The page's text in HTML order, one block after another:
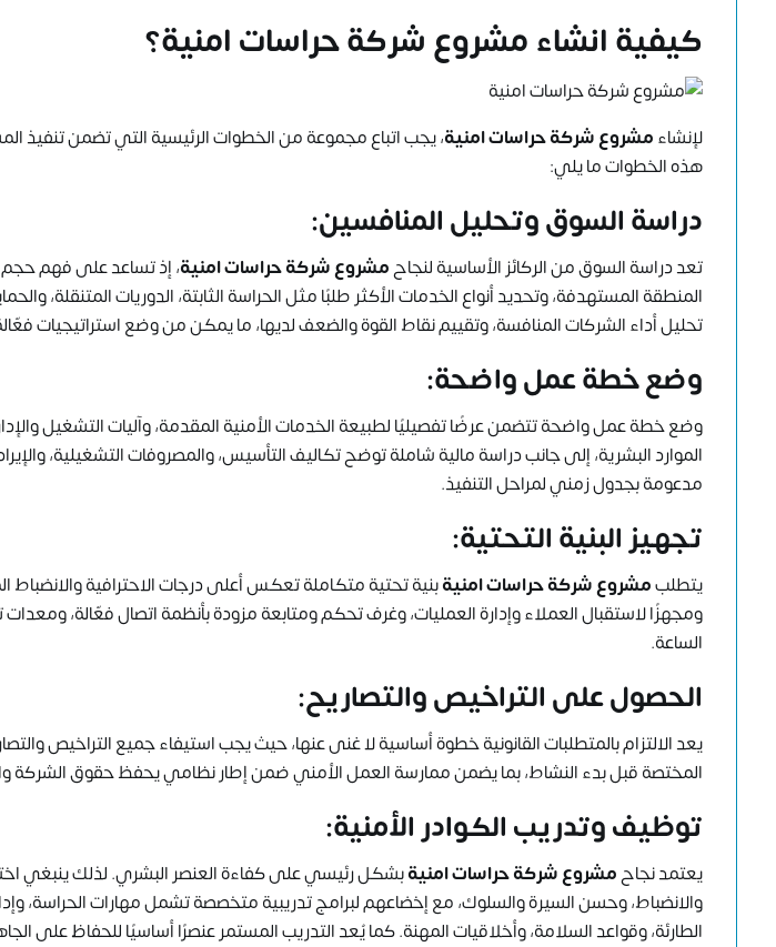
كيفية انشاء مشروع شركة حراسات امنية؟
لإنشاءمشروع شركة حراسات امنية، يجب اتباع مجموعة من الخطوات الرئيسية التي تضمن تنفيذ
هذه الخطوات ما يلي:
دراسة السوق وتحليل المنافسين:
تعد دراسة السوق من الركائز الأساسية لنجاحمشروع شركة حراسات امنية، إذ تساعد على فهم
المنطقة المستهدفة، وتحديد أنواع الخدمات الأكثر طلبًا مثل الحراسة الثابتة، الدوريات المتنقلة،
تحليل أداء الشركات المنافسة، وتقييم نقاط القوة والضعف لديها، ما يمكن من وضع استراتيجيات
وضع خطة عمل واضحة:
وضع خطة عمل واضحة تتضمن عرضًا تفصيليًا لطبيعة الخدمات الأمنية المقدمة، وآليات التشغيل
الموارد البشرية، إلى جانب دراسة مالية شاملة توضح تكاليف التأسيس، والمصروفات التشغيلية،
مدعومة بجدول زمني لمراحل التنفيذ.
تجهيز البنية التحتية:
يتطلبمشروع شركة حراسات امنيةبنية تحتية متكاملة تعكس أعلى درجات الاحترافية
ومجهزًا لاستقبال العملاء وإدارة العمليات، وغرف تحكم ومتابعة مزودة بأنظمة اتصال فعّالة،
الساعة.
الحصول على التراخيص والتصاريح:
يعد الالتزام بالمتطلبات القانونية خطوة أساسية لا غنى عنها، حيث يجب استيفاء جميع التراخيص
المختصة قبل بدء النشاط، بما يضمن ممارسة العمل الأمني ضمن إطار نظامي يحفظ حقوق الشركة
توظيف وتدريب الكوادر الأمنية:
يعتمد نجاحمشروع شركة حراسات امنيةبشكل رئيسي على كفاءة العنصر البشري. لذلك ينبغي اختيار
والانضباط، وحسن السيرة والسلوك، مع إخضاعهم لبرامج تدريبية متخصصة تشمل مهارات الحراسة،
الطارئة، وقواعد السلامة، وأخلاقيات المهنة. كما يُعد التدريب المستمر عنصرًا أساسيًا للحفاظ على